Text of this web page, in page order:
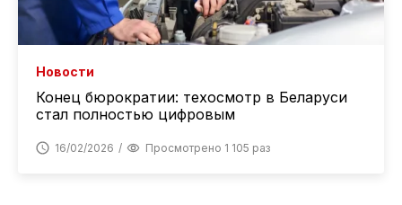
Новости
Конец бюрократии: техосмотр в Беларуси
стал полностью цифровым
16/02/2026 Просмотрено 1 105 раз